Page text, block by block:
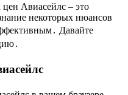
цен Авиасейлс – это
некоторых нюансов
Давайте